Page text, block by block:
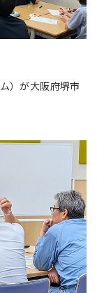
）が大阪府堺市